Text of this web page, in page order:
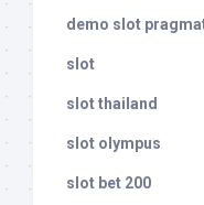
demo slot
slot
slot thailand
slot olympus
slot bet 200